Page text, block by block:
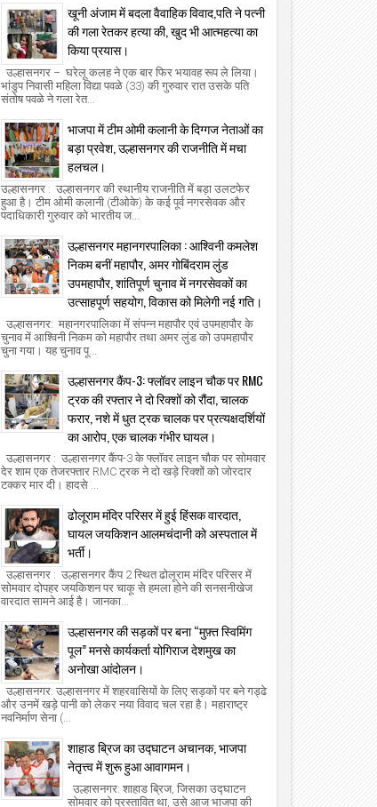
खूनी अंजाम में बदला वैवाहिक विवाद,पति ने पत्नी
की गला रेतकर हत्या की, खुद भी आत्महत्या का
किया प्रयास।
उल्हासनगर – घरेलू कलह ने एक बार फिर भयावह रूप ले लिया।
भांडुप निवासी महिला विद्या पवळे (33) की गुरुवार रात उसके पति
संतोष पवळे ने गला रेत...
भाजपा में टीम ओमी कलानी के दिग्गज नेताओं का
बड़ा प्रवेश, उल्हासनगर की राजनीति में मचा
हलचल।
उल्हासनगर : उल्हासनगर की स्थानीय राजनीति में बड़ा उलटफेर
हुआ है। टीम ओमी कलानी (टीओके) के कई पूर्व नगरसेवक और
पदाधिकारी गुरुवार को भारतीय ज...
उल्हासनगर महानगरपालिका : आश्विनी कमलेश
निकम बनीं महापौर, अमर गोबिंदराम लुंड
उपमहापौर, शांतिपूर्ण चुनाव में नगरसेवकों का
उत्साहपूर्ण सहयोग, विकास को मिलेगी नई गति।
उल्हासनगर: महानगरपालिका में संपन्न महापौर एवं उपमहापौर के
चुनाव में आश्विनी निकम को महापौर तथा अमर लुंड को उपमहापौर
चुना गया। यह चुनाव पू...
उल्हासनगर कैंप-3: फ्लॉवर लाइन चौक पर RMC
ट्रक की रफ्तार ने दो रिक्शों को रौंदा, चालक
फरार, नशे में धुत ट्रक चालक पर प्रत्यक्षदर्शियों
का आरोप, एक चालक गंभीर घायल।
उल्हासनगर : उल्हासनगर कैंप-3 के फ्लॉवर लाइन चौक पर सोमवार
देर शाम एक तेजरफ्तार RMC ट्रक ने दो खड़े रिक्शों को जोरदार
टक्कर मार दी। हादसे ...
ढोलूराम मंदिर परिसर में हुई हिंसक वारदात,
घायल जयकिशन आलमचंदानी को अस्पताल में
भर्ती।
उल्हासनगर : उल्हासनगर कैंप 2 स्थित ढोलूराम मंदिर परिसर में
सोमवार दोपहर जयकिशन पर चाकू से हमला होने की सनसनीखेज
वारदात सामने आई है। जानका...
उल्हासनगर की सड़कों पर बना “मुफ़्त स्विमिंग
पूल” मनसे कार्यकर्ता योगिराज देशमुख का
अनोखा आंदोलन।
उल्हासनगर: उल्हासनगर में शहरवासियों के लिए सड़कों पर बने गड्ढे
और उनमें खड़े पानी को लेकर नया विवाद चल रहा है। महाराष्ट्र
नवनिर्माण सेना (...
शाहाड ब्रिज का उद्घाटन अचानक, भाजपा
नेतृत्त्व में शुरू हुआ आवागमन।
उल्हासनगर: शाहाड ब्रिज, जिसका उद्घाटन
सोमवार को प्रस्तावित था, उसे आज भाजपा की